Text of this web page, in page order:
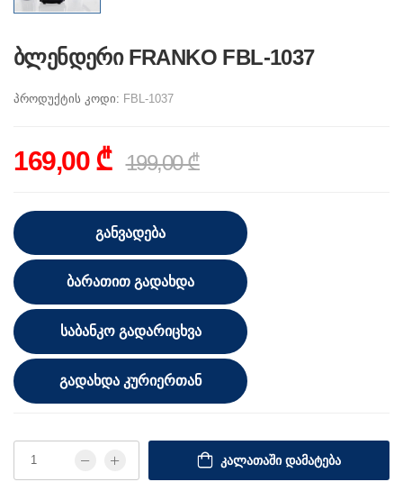
ბლენდერი FRANKO FBL-1037
პროდუქტის კოდი: FBL-1037
169,00 ₾ 199,00 ₾
ᲒᲐᲜᲕᲐᲓᲔᲑᲐ
ᲑᲐᲠᲐᲗᲘᲗ ᲒᲐᲓᲐᲮᲓᲐ
ᲡᲐᲑᲐᲜᲙᲝ ᲒᲐᲓᲐᲠᲘᲪᲮᲕᲐ
ᲒᲐᲓᲐᲮᲓᲐ ᲙᲣᲠᲘᲔᲠᲗᲐᲜ
ᲙᲐᲚᲐᲗᲐᲨᲘ ᲓᲐᲛᲐᲢᲔᲑᲐ